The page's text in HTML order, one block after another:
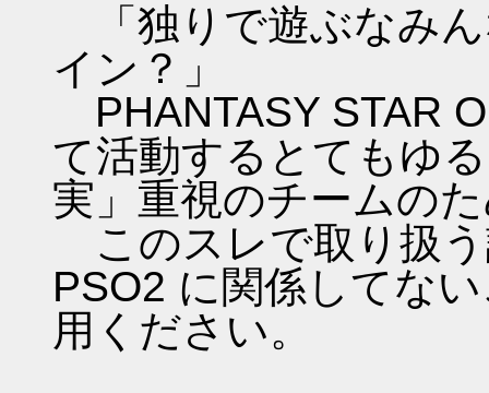
「独りで遊ぶなみ
イン？」
PHANTASY STAR
て活動するとてもゆ
実」重視のチームの
このスレで取り扱
PSO2 に関係してな
用ください。